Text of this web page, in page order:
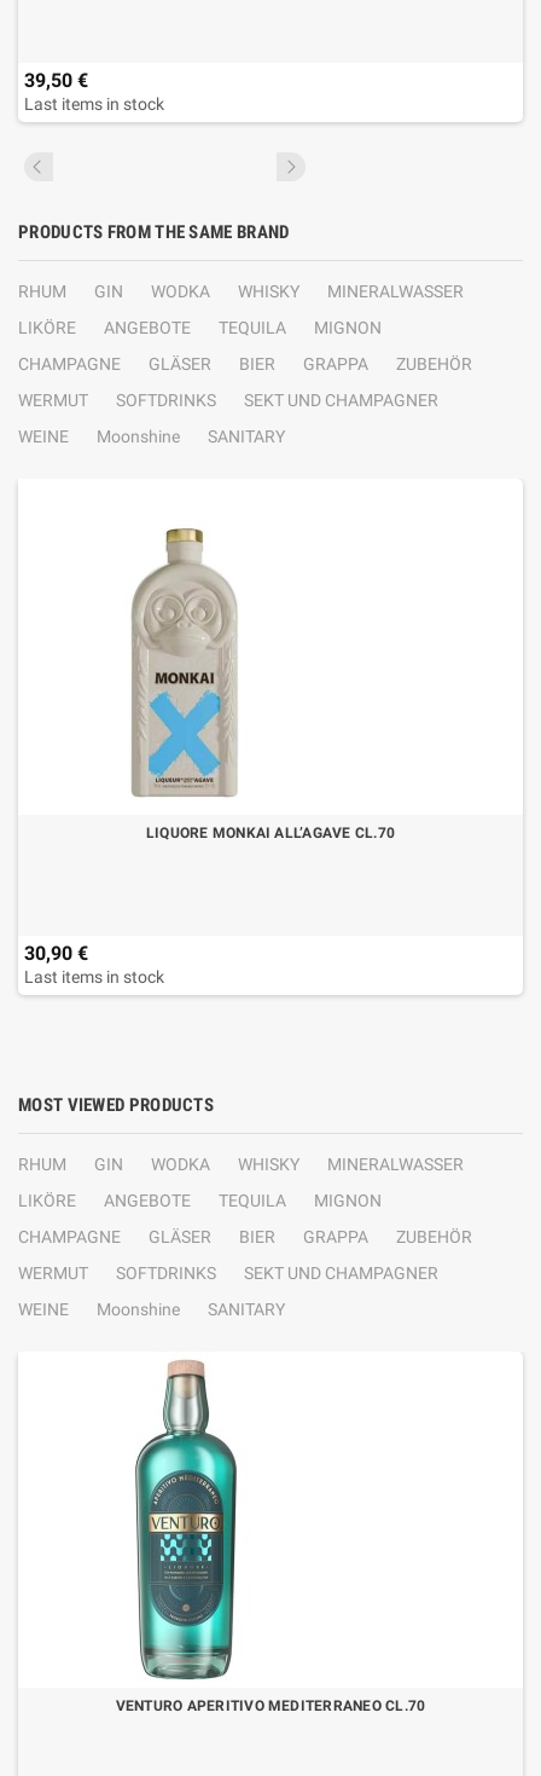
39,50 €
Last items in stock
PRODUCTS FROM THE SAME BRAND
RHUM GIN WODKA WHISKY
MINERALWASSER
LIKÖRE
ANGEBOTE TEQUILA
MIGNON
CHAMPAGNE
GLÄSER BIER GRAPPA
ZUBEHÖR
WERMUT
SOFTDRINKS
SEKT UND CHAMPAGNER
WEINE
Moonshine SANITARY
LIQUORE MONKAI ALL’AGAVE CL.70
30,90 €
Last items in stock
MOST VIEWED PRODUCTS
RHUM GIN WODKA WHISKY
MINERALWASSER
LIKÖRE
ANGEBOTE TEQUILA
MIGNON
CHAMPAGNE
GLÄSER BIER GRAPPA
ZUBEHÖR
WERMUT
SOFTDRINKS
SEKT UND CHAMPAGNER
WEINE
Moonshine SANITARY
VENTURO APERITIVO MEDITERRANEO CL.70